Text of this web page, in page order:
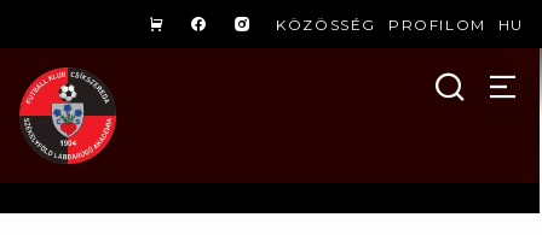
KÖZÖSSÉG PROFILOM HU